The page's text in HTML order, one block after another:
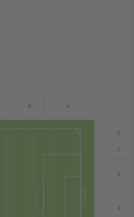
A
B
A
B
C
D